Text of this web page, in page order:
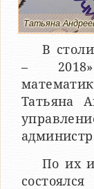
Татьяна
В
– 2018»
Татьяна
По их